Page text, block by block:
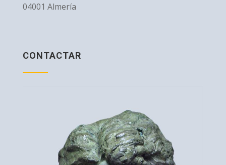
04001 Almería
CONTACTAR
abajando@yahoo.es